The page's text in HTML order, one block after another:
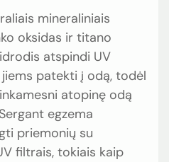
mineraliniais
oksidas ir titano
atspindi UV
patekti į odą, todėl
atopinę odą
egzema
priemonių su
filtrais, tokiais kaip